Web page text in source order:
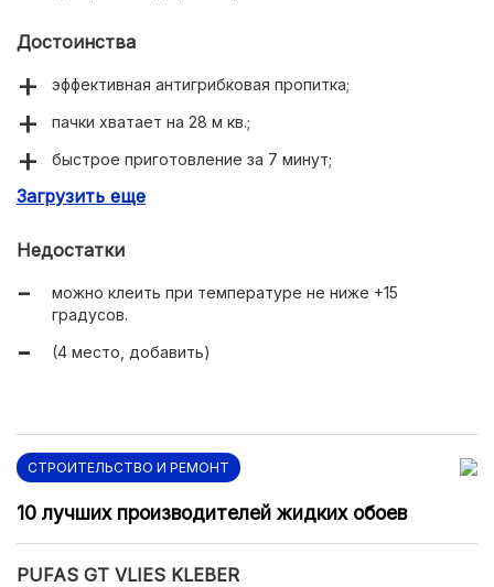
Достоинства
эффективная антигрибковая пропитка;
пачки хватает на 28 м кв.;
быстрое приготовление за 7 минут;
не оставляет разводов на обоях;
Загрузить еще
Недостатки
можно клеить при температуре не ниже +15
градусов.
(4 место, добавить)
СТРОИТЕЛЬСТВО И РЕМОНТ
10 лучших производителей жидких обоев
PUFAS GT VLIES KLEBER